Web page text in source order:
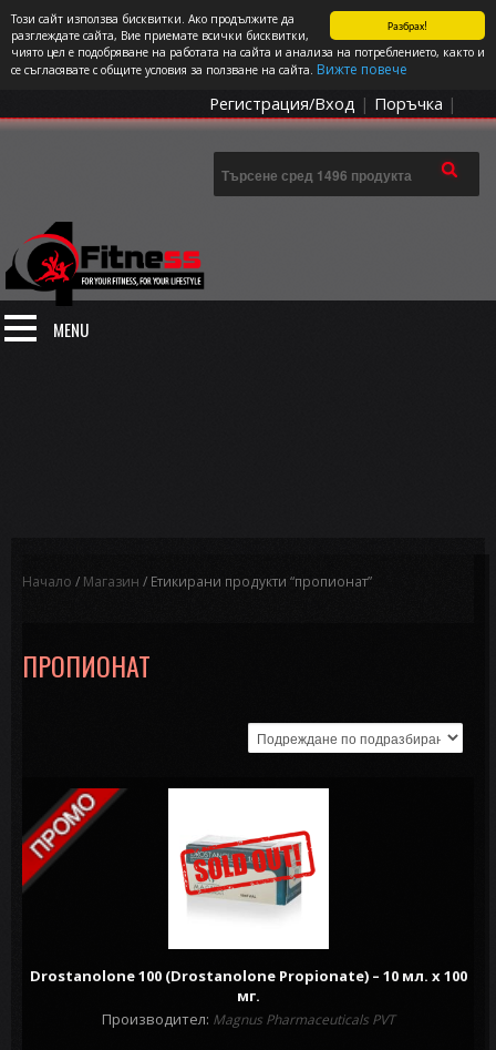
Разбрах!
Този сайт използва бисквитки. Ако продължите да
разглеждате сайта, Вие приемате всички бисквитки,
чиято цел е подобряване на работата на сайта и анализа на потреблението, както и
се съгласявате с общите условия за ползване на сайта. Вижте повече
СПОРТЪТ И ДОБАВКИТЕ КАТО НАЧИН НА ЖИВОТ
0 артикула Цена: 0.00€
Регистрация/Вход | Поръчка |
MENU
Начало / Магазин / Етикирани продукти “пропионат”
ПРОПИОНАТ
Drostanolone 100 (Drostanolone Propionate) – 10 мл. х 100
мг.
Производител: Magnus Pharmaceuticals PVT